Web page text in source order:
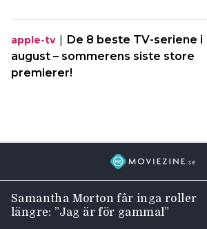
apple-tv| De 8 beste TV-seriene i
august – sommerens siste store
premierer!
Samantha Morton får inga roller
längre: ”Jag är för gammal”